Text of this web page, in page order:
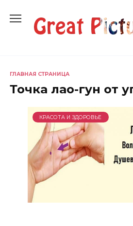
содержанию
ГЛАВНАЯ СТРАНИЦА
Точка лао-гун от
КРАСОТА И ЗДОРОВЬЕ